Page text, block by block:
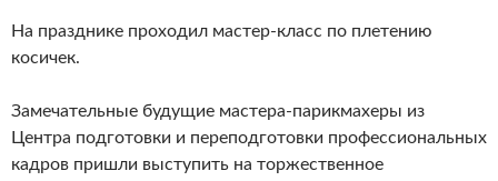
На празднике проходил мастер-класс по плетению
косичек.
Замечательные будущие мастера-парикмахеры из
Центра подготовки и переподготовки профессиональных
кадров пришли выступить на торжественное